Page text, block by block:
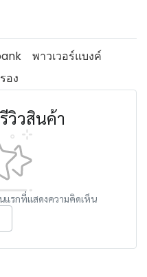
พาวเวอร์แบงค์
อง
วิวสินค้า
แรกที่แสดงความคิดเห็น